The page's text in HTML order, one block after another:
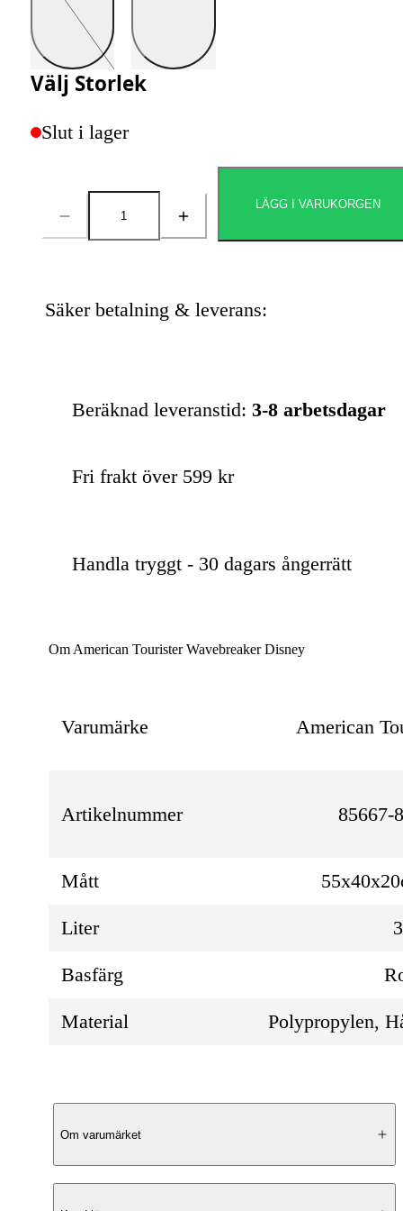
Välj Storlek
Slut i lager
Antal
LÄGG I VARUKORGEN
Säker betalning & leverans:
Beräknad leveranstid: 3-8 arbetsdagar
Fri frakt över 599 kr
Handla tryggt - 30 dagars ångerrätt
Om American Tourister Wavebreaker Disney
Varumärke American
Artikelnummer 85667-
Mått
Liter
Basfärg
Material Polypropylen,
Produktbeskrivning
Exteriör
Om varumärket